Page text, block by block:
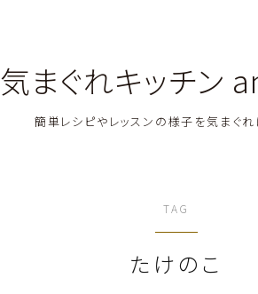
気まぐれキッチン
簡単レシピやレッスンの様子を気まぐ
料理関連のお仕事・メディア掲載レシピ
TAG
たけのこ